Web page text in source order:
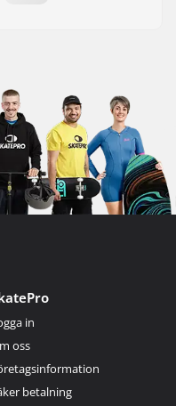
in
oss
betalning